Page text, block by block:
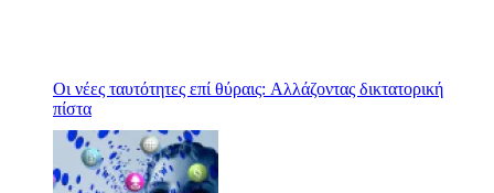
Οι νέες ταυτότητες επί θύραις: Αλλάζοντας δικτατορική
πίστα